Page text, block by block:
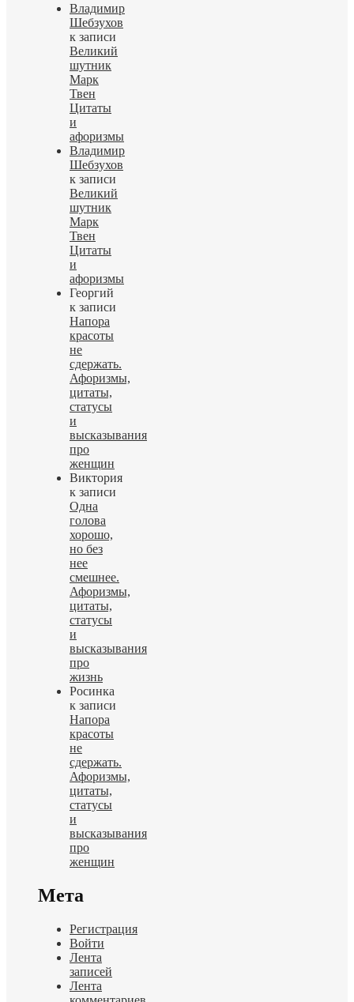
Владимир
Шебзухов
к записи
Великий
шутник
Марк
Твен
Цитаты
и
афоризмы
Владимир
Шебзухов
к записи
Великий
шутник
Марк
Твен
Цитаты
и
афоризмы
Георгий
к записи
Напора
красоты
не
сдержать.
Афоризмы,
цитаты,
статусы
и
высказывания
про
женщин
Виктория
к записи
Одна
голова
хорошо,
но без
нее
смешнее.
Афоризмы,
цитаты,
статусы
и
высказывания
про
жизнь
Росинка
к записи
Напора
красоты
не
сдержать.
Афоризмы,
цитаты,
статусы
и
высказывания
про
женщин
Мета
Регистрация
Войти
Лента
записей
Лента